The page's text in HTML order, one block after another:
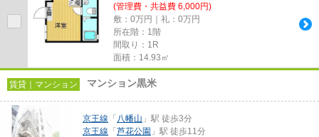
(管理費・共益費 6,000円)
敷：0万円｜礼：0万円
所在階：1階
間取り：1R
面積：14.93㎡
賃貸｜マンション マンション黒米
京王線 「 八幡山 」駅 徒歩3分
京王線 「 芦花公園 」駅 徒歩11分